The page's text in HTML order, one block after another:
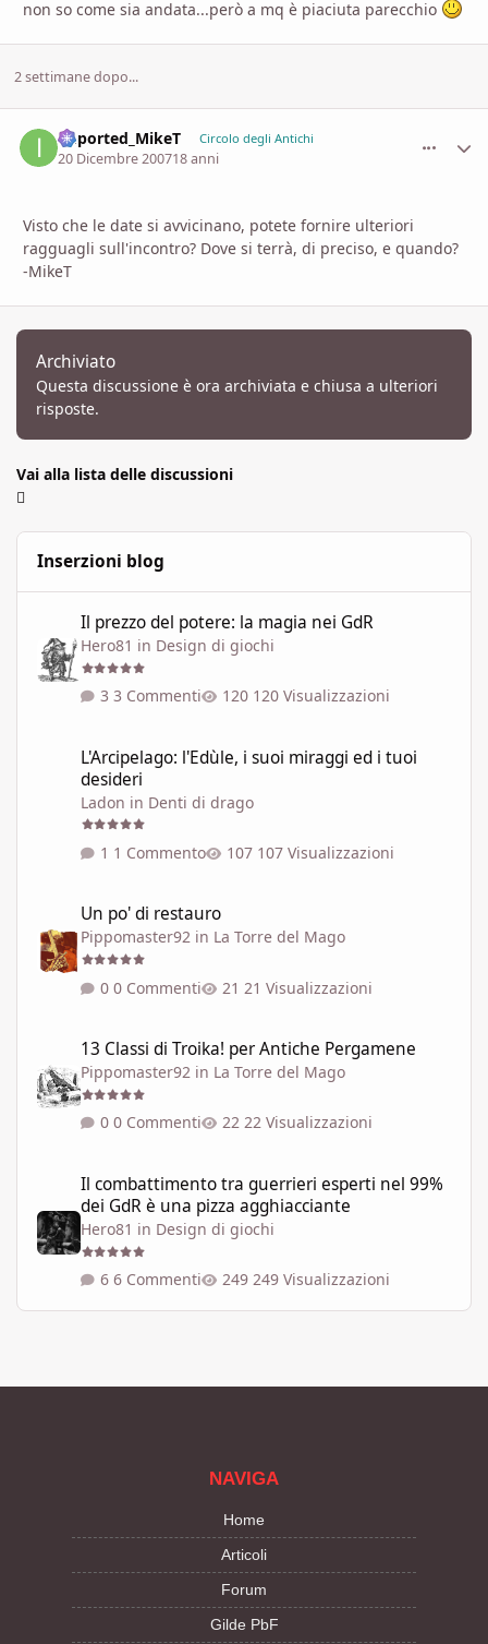
non so come sia andata...però a mq è piaciuta parecchio
2 settimane dopo...
imported_MikeT Circolo degli Antichi
20 Dicembre 200718 anni
Visto che le date si avvicinano, potete fornire ulteriori
ragguagli sull'incontro? Dove si terrà, di preciso, e quando?
-MikeT
Archiviato
Questa discussione è ora archiviata e chiusa a ulteriori
risposte.
Vai alla lista delle discussioni
Inserzioni blog
Il prezzo del potere: la magia nei GdR
Hero81 in Design di giochi
3 Commenti 120 Visualizzazioni
L'Arcipelago: l'Edùle, i suoi miraggi ed i tuoi
desideri
Ladon in Denti di drago
1 Commento 107 Visualizzazioni
Un po' di restauro
Pippomaster92 in La Torre del Mago
0 Commenti 21 Visualizzazioni
13 Classi di Troika! per Antiche Pergamene
Pippomaster92 in La Torre del Mago
0 Commenti 22 Visualizzazioni
Il combattimento tra guerrieri esperti nel 99%
dei GdR è una pizza agghiacciante
Hero81 in Design di giochi
6 Commenti 249 Visualizzazioni
NAVIGA
Home
Articoli
Forum
Gilde PbF